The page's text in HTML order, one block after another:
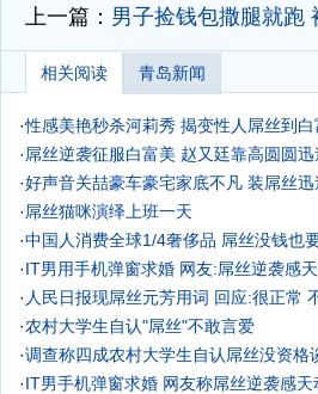
上一篇： 男子捡钱包撒腿就跑
相关阅读 青岛新闻
·性感美艳秒杀河莉秀 揭变性人屌丝到
·屌丝逆袭征服白富美 赵又廷靠高圆圆
·好声音关喆豪车豪宅家底不凡 装屌丝
·屌丝猫咪演绎上班一天
·中国人消费全球1/4奢侈品 屌丝没钱也
·IT男用手机弹窗求婚 网友:屌丝逆袭感
· 人民日报现屌丝元芳用词 回应:很正常
·农村大学生自认"屌丝"不敢言爱
·调查称四成农村大学生自认屌丝没资格
·IT男手机弹窗求婚 网友称屌丝逆袭感天